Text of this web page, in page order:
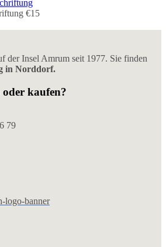
€15
der Insel Amrum seit 1977. Sie finden
in Norddorf.
kaufen?
79